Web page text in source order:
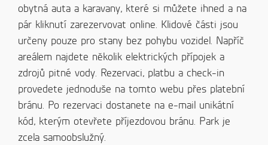
obytná auta a karavany, které si můžete ihned a na
pár kliknutí zarezervovat online. Klidové části jsou
určeny pouze pro stany bez pohybu vozidel. Napříč
areálem najdete několik elektrických přípojek a
zdrojů pitné vody. Rezervaci, platbu a check-in
provedete jednoduše na tomto webu přes platební
bránu. Po rezervaci dostanete na e-mail unikátní
kód, kterým otevřete příjezdovou bránu. Park je
zcela samoobslužný.